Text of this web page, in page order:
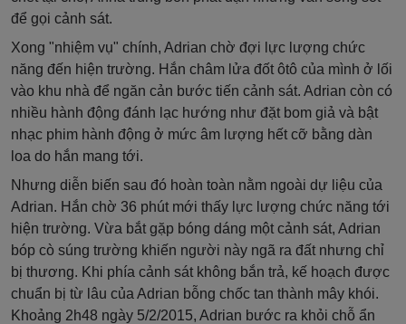
để gọi cảnh sát.
Xong "nhiệm vụ" chính, Adrian chờ đợi lực lượng chức
năng đến hiện trường. Hắn châm lửa đốt ôtô của mình ở lối
vào khu nhà để ngăn cản bước tiến cảnh sát. Adrian còn có
nhiều hành động đánh lạc hướng như đặt bom giả và bật
nhạc phim hành động ở mức âm lượng hết cỡ bằng dàn
loa do hắn mang tới.
Nhưng diễn biến sau đó hoàn toàn nằm ngoài dự liệu của
Adrian. Hắn chờ 36 phút mới thấy lực lượng chức năng tới
hiện trường. Vừa bắt gặp bóng dáng một cảnh sát, Adrian
bóp cò súng trường khiến người này ngã ra đất nhưng chỉ
bị thương. Khi phía cảnh sát không bắn trả, kế hoạch được
chuẩn bị từ lâu của Adrian bỗng chốc tan thành mây khói.
Khoảng 2h48 ngày 5/2/2015, Adrian bước ra khỏi chỗ ẩn